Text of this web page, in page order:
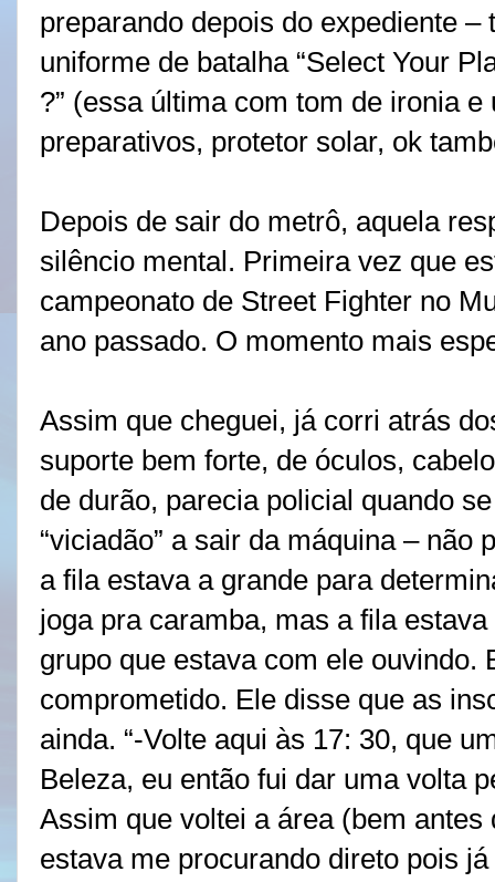
preparando depois do expediente
uniforme de batalha “Select Your
?” (essa última com tom de ironia
preparativos, protetor solar, ok
Depois de sair do metrô, aquela
silêncio mental. Primeira vez que
campeonato de Street Fighter no
ano passado. O momento mais
Assim que cheguei, já corri atrás
suporte bem forte, de óculos,
de durão, parecia policial quando
“viciadão” a sair da máquina – não
a fila estava a grande para
joga pra caramba, mas a fila
grupo que estava com ele ouvindo.
comprometido. Ele disse que as
ainda. “-Volte aqui às 17: 30, que
Beleza, eu então fui dar uma volta
Assim que voltei a área (bem
estava me procurando direto pois